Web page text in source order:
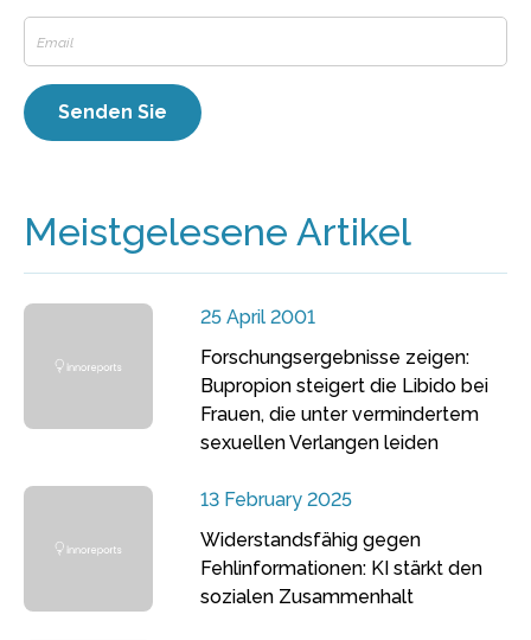
Meistgelesene Artikel
25 April 2001
Forschungsergebnisse zeigen:
Bupropion steigert die Libido bei
Frauen, die unter vermindertem
sexuellen Verlangen leiden
13 February 2025
Widerstandsfähig gegen
Fehlinformationen: KI stärkt den
sozialen Zusammenhalt